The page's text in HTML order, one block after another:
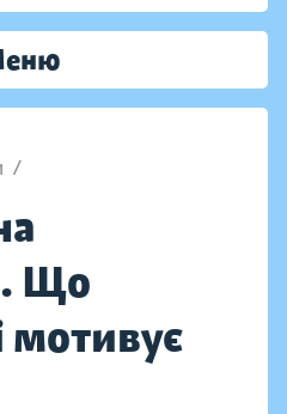
/
Що
мотивує